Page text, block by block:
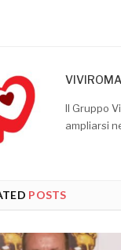
VIVIROMA
Il Gruppo
ampliarsi
POSTS